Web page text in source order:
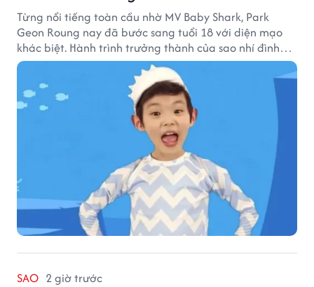
Từng nổi tiếng toàn cầu nhờ MV Baby Shark, Park
Geon Roung nay đã bước sang tuổi 18 với diện mạo
khác biệt. Hành trình trưởng thành của sao nhí đình
đám một thời đang thu hút sự quan tâm của nhiều
SAO 2 giờ trước